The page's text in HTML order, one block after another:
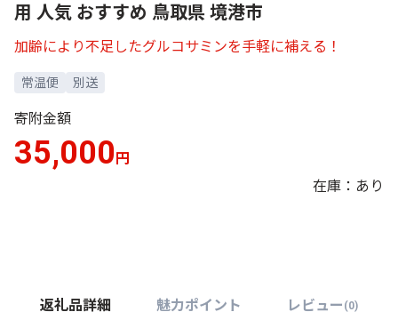
用 人気 おすすめ 鳥取県 境港市
加齢により不足したグルコサミンを手軽に補える！
常温便 別送
寄附金額
35,000 円
在庫：あり
返礼品詳細 魅力ポイント レビュー (0)